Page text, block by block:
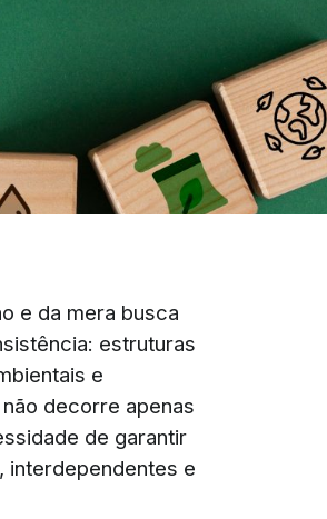
e da mera busca
estruturas
e
decorre apenas
de garantir
interdependentes e